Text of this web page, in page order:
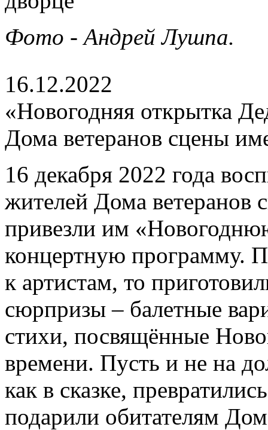
Фото - Андрей Лушпа.
16.12.2022
«Новогодняя открытка
Дома ветеранов сцены
16 декабря 2022 года
жителей Дома
привезли им
концертную программу.
к артистам, то
сюрпризы – балетные
стихи, посвящённые
времени. Пусть и не на
как в сказке,
подарили обитателям